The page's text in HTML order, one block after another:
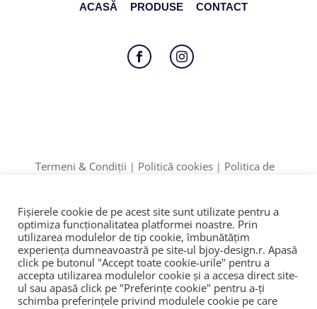
ACASĂ PRODUSE CONTACT
Termeni & Condiții | Politică cookies | Politica de
© 2023| ANPC|SOL
Fișierele cookie de pe acest site sunt utilizate pentru a
optimiza funcţionalitatea platformei noastre. Prin
utilizarea modulelor de tip cookie, îmbunătăţim
experienţa dumneavoastră pe site-ul bjoy-design.r. Apasă
click pe butonul "Accept toate cookie-urile" pentru a
accepta utilizarea modulelor cookie şi a accesa direct site-
ul sau apasă click pe "Preferințe cookie" pentru a-ţi
schimba preferinţele privind modulele cookie pe care